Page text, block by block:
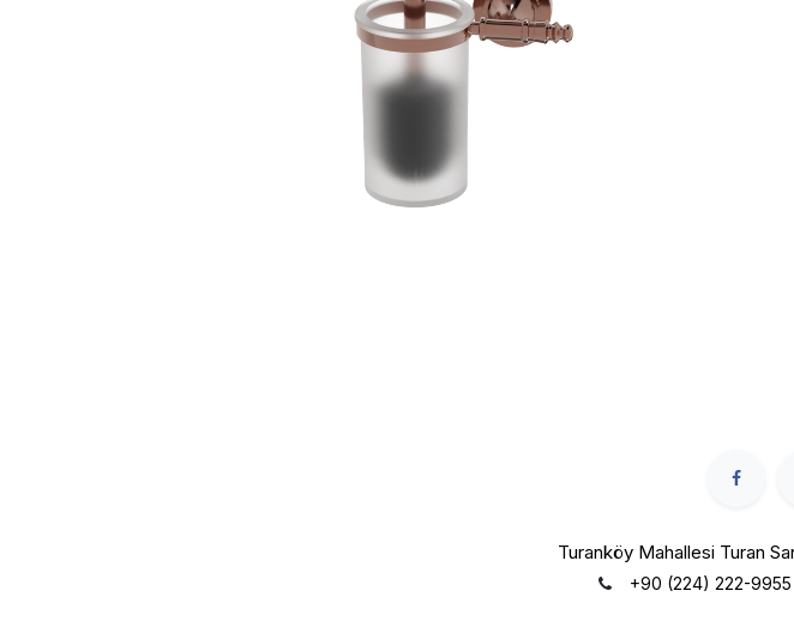
Turanköy Mahallesi Turan
+90 (224) 222-9955